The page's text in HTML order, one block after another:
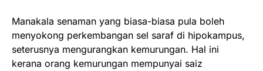
Manakala senaman yang biasa-biasa pula boleh
menyokong perkembangan sel saraf di hipokampus,
seterusnya mengurangkan kemurungan. Hal ini
kerana orang kemurungan mempunyai saiz